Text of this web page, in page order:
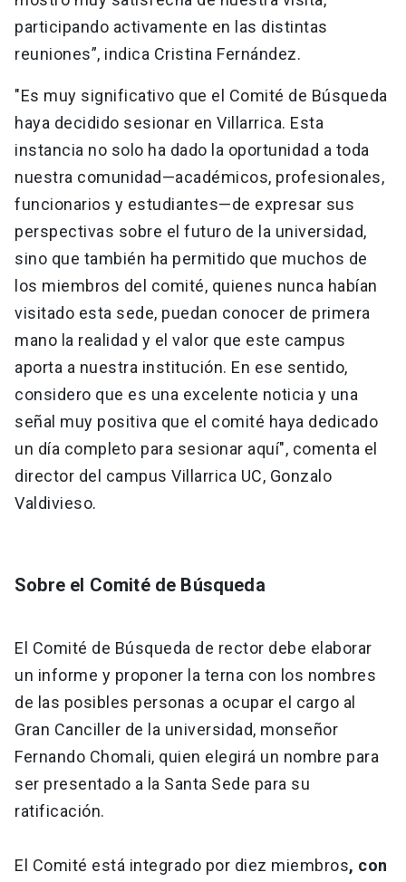
participando activamente en las distintas
reuniones”, indica Cristina Fernández.
"Es muy significativo que el Comité de Búsqueda
haya decidido sesionar en Villarrica. Esta
instancia no solo ha dado la oportunidad a toda
nuestra comunidad—académicos, profesionales,
funcionarios y estudiantes—de expresar sus
perspectivas sobre el futuro de la universidad,
sino que también ha permitido que muchos de
los miembros del comité, quienes nunca habían
visitado esta sede, puedan conocer de primera
mano la realidad y el valor que este campus
aporta a nuestra institución. En ese sentido,
considero que es una excelente noticia y una
señal muy positiva que el comité haya dedicado
un día completo para sesionar aquí", comenta el
director del campus Villarrica UC, Gonzalo
Valdivieso.
Sobre el Comité de Búsqueda
El Comité de Búsqueda de rector debe elaborar
un informe y proponer la terna con los nombres
de las posibles personas a ocupar el cargo al
Gran Canciller de la universidad, monseñor
Fernando Chomali, quien elegirá un nombre para
ser presentado a la Santa Sede para su
ratificación.
El Comité está integrado por diez miembros, con